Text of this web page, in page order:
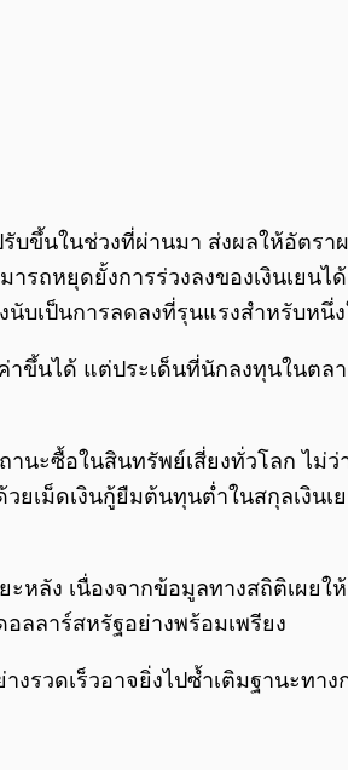
ขึ้นในช่วงที่ผ่านมา ส่งผลให้อัตร
ถหยุดยั้งการร่วงลงของเงินเยน
นับเป็นการลดลงที่รุนแรงสำหรับห
าขึ้นได้ แต่ประเด็นที่นักลงทุนในต
านะซื้อในสินทรัพย์เสี่ยงทั่วโลก ไ
เม็ดเงินกู้ยืมต้นทุนต่ำในสกุลเงิน
หลัง เนื่องจากข้อมูลทางสถิติเผย
ลลาร์สหรัฐอย่างพร้อมเพรียง
รวดเร็วอาจยิ่งไปซ้ำเติมฐานะท